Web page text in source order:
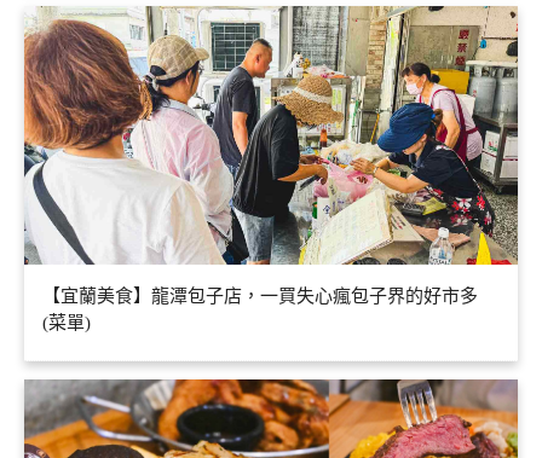
【宜蘭美食】龍潭包子店，一買失心瘋包子界的好市多
(菜單)